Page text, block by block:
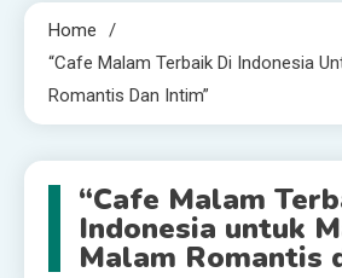
Home
“Cafe Malam Terbaik Di Indonesia
Romantis Dan Intim”
“Cafe Malam
Indonesia untuk
Malam Romantis